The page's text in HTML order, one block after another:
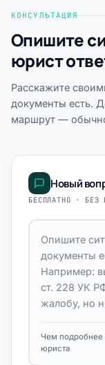
КОНСУЛЬТАЦИЯ
Опишите
юрист
Расскажите
документы есть.
маршрут —
Новый
БЕСПЛАТНО · БЕЗ
Чем подробнее
юриста